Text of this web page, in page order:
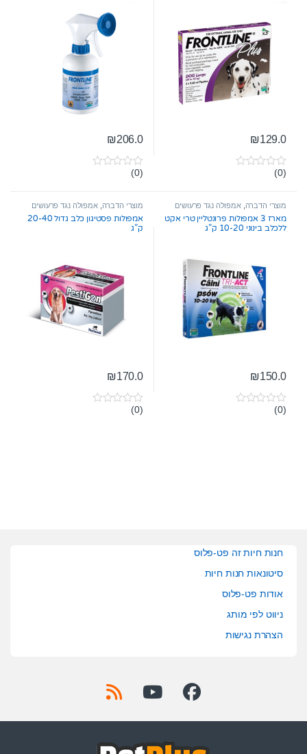
₪129.0
0
t
f
5
(0)
₪206.0
0
t
f
5
(0)
מוצרי הדברה ,אמפולה נגד פרעושים
מארז 3 אמפולות פרונטליין טרי אקט
ללכלב בינוני 10-20 ק”ג
₪150.0
0(0)
מוצרי הדברה ,אמפולה נגד פרעושים
אמפולות פסטיגון כלב גדול 20-40
ק”ג
₪170.0
0(0)
חנות חיות זה פט-פלוס
סיטונאות חנות חיות
אודות פט-פלוס
ניווט לפי מותג
הצהרת נגישות